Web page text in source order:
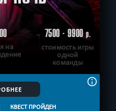
на
7500 - 9900р.
стоимость игры
одной
команды
КВЕСТ ПРОЙДЕН